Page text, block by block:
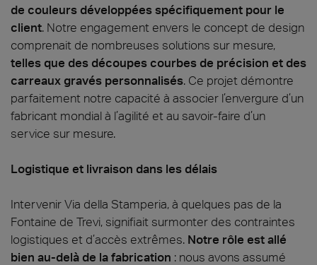
de couleurs développées spécifiquement pour le
client. Notre engagement envers le concept de design
comprenait de nombreuses solutions sur mesure,
telles que des découpes courbes de précision et des
carreaux gravés personnalisés. Ce projet démontre
parfaitement notre capacité à associer l’envergure d’un
fabricant mondial à l’agilité et au savoir-faire d’un
service sur mesure.
Logistique et livraison dans les délais
Intervenir Via della Stamperia, à quelques pas de la
Fontaine de Trevi, signifiait surmonter des contraintes
logistiques et d’accès extrêmes. Notre rôle est allé
bien au-delà de la fabrication : nous avons assumé